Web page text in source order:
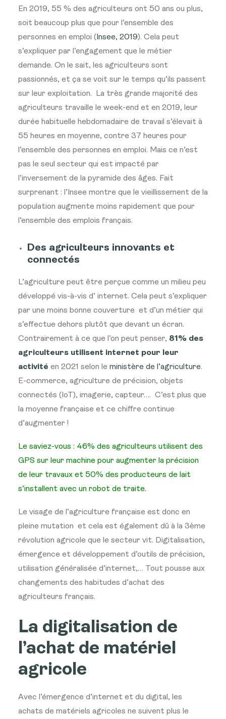
En 2019, 55 % des agriculteurs ont 50 ans ou plus,
soit beaucoup plus que pour l’ensemble des
personnes en emploi ( Insee, 2019). Cela peut
s’expliquer par l’engagement que le métier
demande. On le sait, les agriculteurs sont
passionnés, et ça se voit sur le temps qu’ils passent
sur leur exploitation.
La très grande majorité des
agriculteurs travaille le week-end et en 2019, leur
durée habituelle hebdomadaire de travail s’élevait à
55 heures en moyenne, contre 37 heures pour
l’ensemble des personnes en emploi. Mais ce n’est
pas le seul secteur qui est impacté par
l’inversement de la pyramide des âges. Fait
surprenant : l’Insee montre que le vieillissement de la
population augmente moins rapidement que pour
l’ensemble des emplois français.
Des agriculteurs innovants et
connectés
L’agriculture peut être perçue comme un milieu peu
développé vis-à-vis d’ internet. Cela peut s’expliquer
par une moins bonne couverture et d’un métier qui
s’effectue dehors plutôt que devant un écran.
Contrairement à ce que l’on peut penser, 81% des
agriculteurs utilisent internet pour leur
activité en 2021 selon le ministère de l’agriculture.
E-commerce, agriculture de précision, objets
connectés (IoT), imagerie, capteur…. C’est plus que
la moyenne française et ce chiffre continue
d’augmenter !
Le saviez-vous : 46% des agriculteurs utilisent des
GPS sur leur machine pour augmenter la précision
de leur travaux et 50% des producteurs de lait
s’installent avec un robot de traite.
Le visage de l’agriculture française est donc en
pleine mutation et cela est également dû à la 3ème
révolution agricole que le secteur vit. Digitalisation,
émergence et développement d’outils de précision,
utilisation généralisée d’internet,… Tout pousse aux
changements des habitudes d’achat des
agriculteurs français.
La digitalisation de
l’achat de matériel
agricole
Avec l’émergence d’internet et du digital, les
achats de matériels agricoles ne suivent plus le